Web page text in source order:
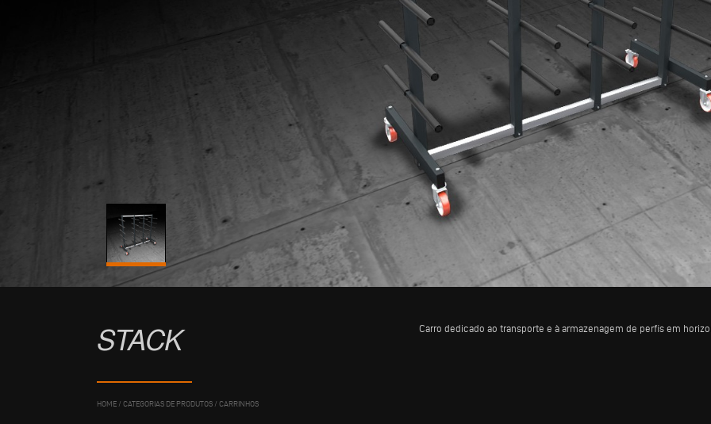
STACK
HOME/ CATEGORIAS DE PRODUTOS/ CARRINHOS
Carro dedicado ao transporte e à armazenagem de perfis em